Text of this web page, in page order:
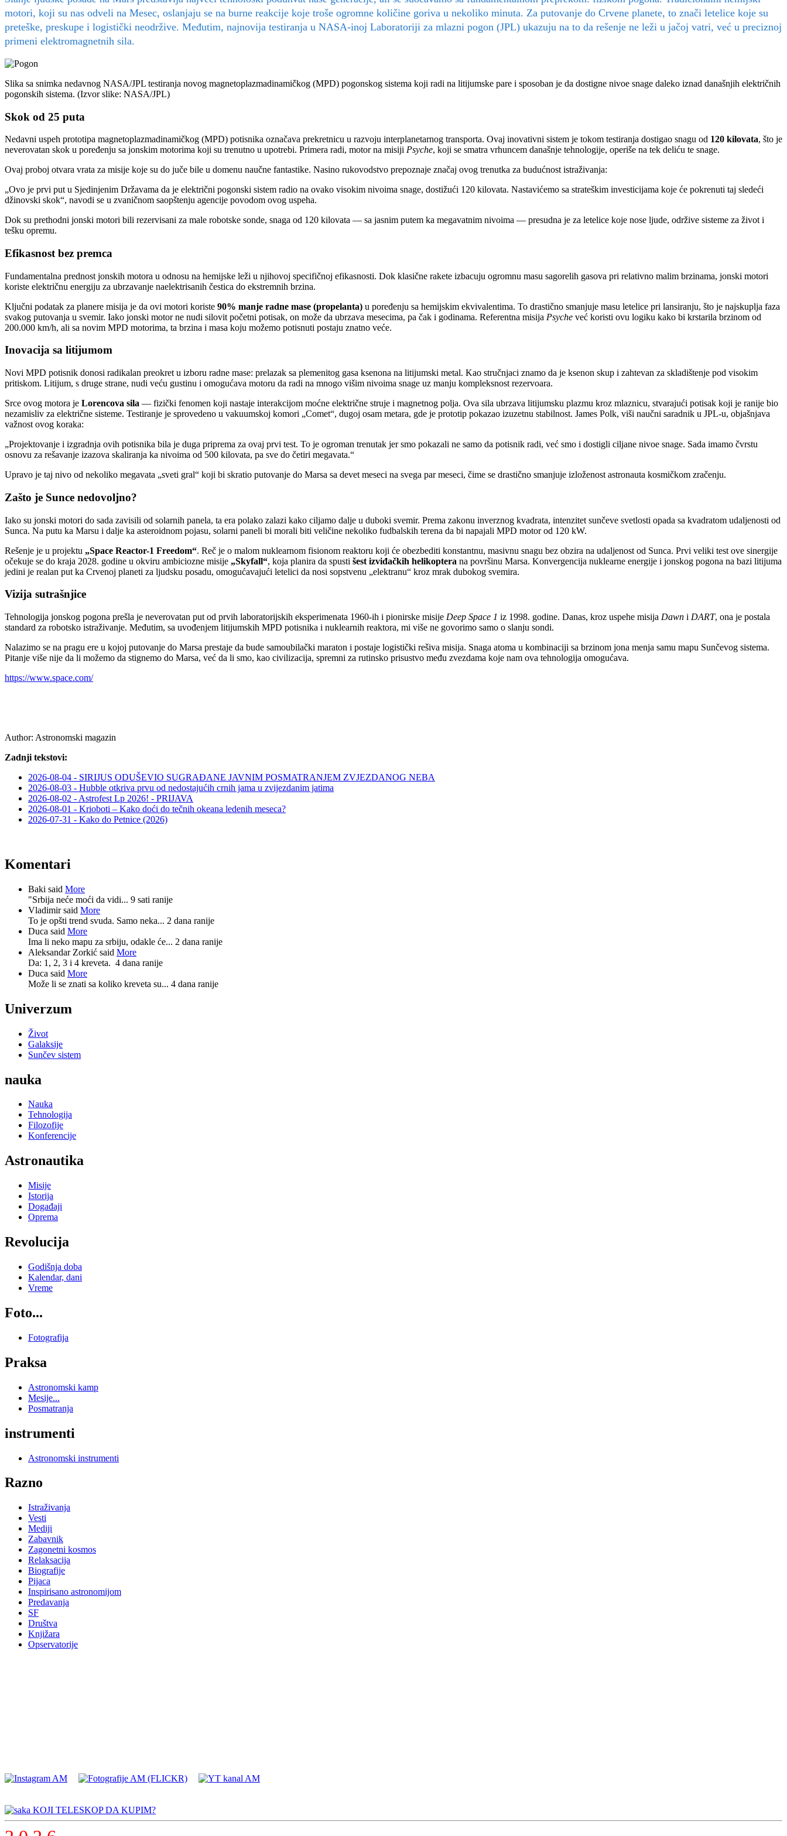
motori, koji su nas odveli na Mesec, oslanjaju se na burne reakcije koje troše ogromne količine goriva u nekoliko minuta. Za putovanje do Crvene planete, to znači letelice koje su
preteške, preskupe i logistički neodržive. Međutim, najnovija testiranja u NASA-inoj Laboratoriji za mlazni pogon (JPL) ukazuju na to da rešenje ne leži u jačoj vatri, već u preciznoj
primeni elektromagnetnih sila.
Slika sa snimka nedavnog NASA/JPL testiranja novog magnetoplazmadinamičkog (MPD) pogonskog sistema koji radi na litijumske pare i sposoban je da dostigne nivoe snage daleko iznad današnjih električnih
pogonskih sistema. (Izvor slike: NASA/JPL)
Skok od 25 puta
Nedavni uspeh prototipa magnetoplazmadinamičkog (MPD) potisnika označava prekretnicu u razvoju interplanetarnog transporta. Ovaj inovativni sistem je tokom testiranja dostigao snagu od 120 kilovata, što je
neverovatan skok u poređenju sa jonskim motorima koji su trenutno u upotrebi. Primera radi, motor na misiji Psyche, koji se smatra vrhuncem današnje tehnologije, operiše na tek deliću te snage.
Ovaj proboj otvara vrata za misije koje su do juče bile u domenu naučne fantastike. Nasino rukovodstvo prepoznaje značaj ovog trenutka za budućnost istraživanja:
„Ovo je prvi put u Sjedinjenim Državama da je električni pogonski sistem radio na ovako visokim nivoima snage, dostižući 120 kilovata. Nastavićemo sa strateškim investicijama koje će pokrenuti taj sledeći
džinovski skok“, navodi se u zvaničnom saopštenju agencije povodom ovog uspeha.
Dok su prethodni jonski motori bili rezervisani za male robotske sonde, snaga od 120 kilovata — sa jasnim putem ka megavatnim nivoima — presudna je za letelice koje nose ljude, održive sisteme za život i
tešku opremu.
Efikasnost bez premca
Fundamentalna prednost jonskih motora u odnosu na hemijske leži u njihovoj specifičnoj efikasnosti. Dok klasične rakete izbacuju ogromnu masu sagorelih gasova pri relativno malim brzinama, jonski motori
koriste električnu energiju za ubrzavanje naelektrisanih čestica do ekstremnih brzina.
Ključni podatak za planere misija je da ovi motori koriste 90% manje radne mase (propelanta) u poređenju sa hemijskim ekvivalentima. To drastično smanjuje masu letelice pri lansiranju, što je najskuplja faza
svakog putovanja u svemir. Iako jonski motor ne nudi silovit početni potisak, on može da ubrzava mesecima, pa čak i godinama. Referentna misija Psyche već koristi ovu logiku kako bi krstarila brzinom od
200.000 km/h, ali sa novim MPD motorima, ta brzina i masa koju možemo potisnuti postaju znatno veće.
Inovacija sa litijumom
Novi MPD potisnik donosi radikalan preokret u izboru radne mase: prelazak sa plemenitog gasa ksenona na litijumski metal. Kao stručnjaci znamo da je ksenon skup i zahtevan za skladištenje pod visokim
pritiskom. Litijum, s druge strane, nudi veću gustinu i omogućava motoru da radi na mnogo višim nivoima snage uz manju kompleksnost rezervoara.
Srce ovog motora je Lorencova sila — fizički fenomen koji nastaje interakcijom moćne električne struje i magnetnog polja. Ova sila ubrzava litijumsku plazmu kroz mlaznicu, stvarajući potisak koji je ranije bio
nezamisliv za električne sisteme. Testiranje je sprovedeno u vakuumskoj komori „Comet“, dugoj osam metara, gde je prototip pokazao izuzetnu stabilnost. James Polk, viši naučni saradnik u JPL-u, objašnjava
važnost ovog koraka:
„Projektovanje i izgradnja ovih potisnika bila je duga priprema za ovaj prvi test. To je ogroman trenutak jer smo pokazali ne samo da potisnik radi, već smo i dostigli ciljane nivoe snage. Sada imamo čvrstu
osnovu za rešavanje izazova skaliranja ka nivoima od 500 kilovata, pa sve do četiri megavata.“
Upravo je taj nivo od nekoliko megavata „sveti gral“ koji bi skratio putovanje do Marsa sa devet meseci na svega par meseci, čime se drastično smanjuje izloženost astronauta kosmičkom zračenju.
Zašto je Sunce nedovoljno?
Iako su jonski motori do sada zavisili od solarnih panela, ta era polako zalazi kako ciljamo dalje u duboki svemir. Prema zakonu inverznog kvadrata, intenzitet sunčeve svetlosti opada sa kvadratom udaljenosti od
Sunca. Na putu ka Marsu i dalje ka asteroidnom pojasu, solarni paneli bi morali biti veličine nekoliko fudbalskih terena da bi napajali MPD motor od 120 kW.
Rešenje je u projektu „Space Reactor-1 Freedom“. Reč je o malom nuklearnom fisionom reaktoru koji će obezbediti konstantnu, masivnu snagu bez obzira na udaljenost od Sunca. Prvi veliki test ove sinergije
očekuje se do kraja 2028. godine u okviru ambiciozne misije „Skyfall“, koja planira da spusti šest izviđačkih helikoptera na površinu Marsa. Konvergencija nuklearne energije i jonskog pogona na bazi litijuma
jedini je realan put ka Crvenoj planeti za ljudsku posadu, omogućavajući letelici da nosi sopstvenu „elektranu“ kroz mrak dubokog svemira.
Vizija sutrašnjice
Tehnologija jonskog pogona prešla je neverovatan put od prvih laboratorijskih eksperimenata 1960-ih i pionirske misije Deep Space 1 iz 1998. godine. Danas, kroz uspehe misija Dawn i DART, ona je postala
standard za robotsko istraživanje. Međutim, sa uvođenjem litijumskih MPD potisnika i nuklearnih reaktora, mi više ne govorimo samo o slanju sondi.
Nalazimo se na pragu ere u kojoj putovanje do Marsa prestaje da bude samoubilački maraton i postaje logistički rešiva misija. Snaga atoma u kombinaciji sa brzinom jona menja samu mapu Sunčevog sistema.
Pitanje više nije da li možemo da stignemo do Marsa, već da li smo, kao civilizacija, spremni za rutinsko prisustvo među zvezdama koje nam ova tehnologija omogućava.
https://www.space.com/
Author: Astronomski magazin
Zadnji tekstovi:
2026-08-04 - SIRIJUS ODUŠEVIO SUGRAĐANE JAVNIM POSMATRANJEM ZVJEZDANOG NEBA
2026-08-03 - Hubble otkriva prvu od nedostajućih crnih jama u zvijezdanim jatima
2026-08-02 - Astrofest Lp 2026! - PRIJAVA
2026-08-01 - Krioboti – Kako doći do tečnih okeana ledenih meseca?
2026-07-31 - Kako do Petnice (2026)
Komentari
Baki said More
"Srbija neće moći da vidi... 9 sati ranije
Vladimir said More
To je opšti trend svuda. Samo neka... 2 dana ranije
Duca said More
Ima li neko mapu za srbiju, odakle će... 2 dana ranije
Aleksandar Zorkić said More
Da: 1, 2, 3 i 4 kreveta. 4 dana ranije
Duca said More
Može li se znati sa koliko kreveta su... 4 dana ranije
Univerzum
Život
Galaksije
Sunčev sistem
nauka
Nauka
Tehnologija
Filozofije
Konferencije
Astronautika
Misije
Istorija
Događaji
Oprema
Revolucija
Godišnja doba
Kalendar, dani
Vreme
Foto...
Fotografija
Praksa
Astronomski kamp
Mesije...
Posmatranja
instrumenti
Astronomski instrumenti
Razno
Istraživanja
Vesti
Mediji
Zabavnik
Zagonetni kosmos
Relaksacija
Biografije
Pijaca
Inspirisano astronomijom
Predavanja
SF
Društva
Knjižara
Opservatorije
KOJI TELESKOP DA KUPIM?